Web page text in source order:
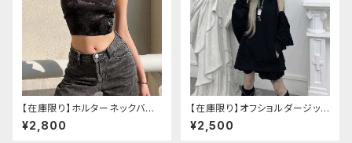
【在庫限り】ホルターネックバッ
クリボンチャイナシャツ
¥2,800
【在庫限り】オフショルダージップ
パーカー
¥2,500